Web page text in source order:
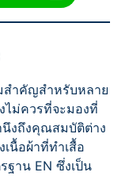
สำคัญสำหรับหลาย
ไม่ควรที่จะมองที่
นึงถึงคุณสมบัติต่าง
นื้อผ้าที่ทำเสื้อ
ฐาน EN ซึ่งเป็น